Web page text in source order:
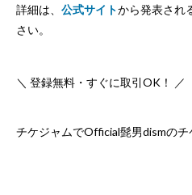
詳細は、 公式サイトから発表され
さい。
＼ 登録無料・すぐに取引OK！ ／
チケジャムでOfficial髭男dismのチ